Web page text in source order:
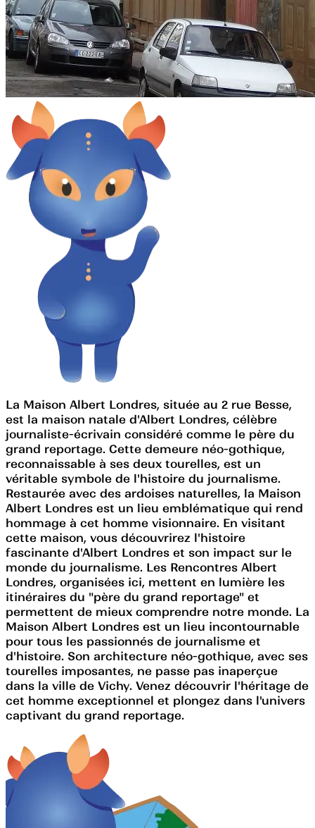
La Maison Albert Londres, située au 2 rue Besse,
est la maison natale d'Albert Londres, célèbre
journaliste-écrivain considéré comme le père du
grand reportage. Cette demeure néo-gothique,
reconnaissable à ses deux tourelles, est un
véritable symbole de l'histoire du journalisme.
Restaurée avec des ardoises naturelles, la Maison
Albert Londres est un lieu emblématique qui rend
hommage à cet homme visionnaire. En visitant
cette maison, vous découvrirez l'histoire
fascinante d'Albert Londres et son impact sur le
monde du journalisme. Les Rencontres Albert
Londres, organisées ici, mettent en lumière les
itinéraires du "père du grand reportage" et
permettent de mieux comprendre notre monde. La
Maison Albert Londres est un lieu incontournable
pour tous les passionnés de journalisme et
d'histoire. Son architecture néo-gothique, avec ses
tourelles imposantes, ne passe pas inaperçue
dans la ville de Vichy. Venez découvrir l'héritage de
cet homme exceptionnel et plongez dans l'univers
captivant du grand reportage.